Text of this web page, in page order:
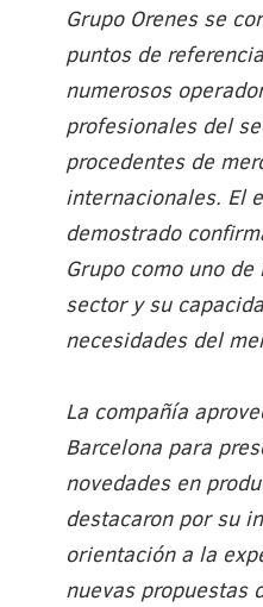
Grupo Orenes se
puntos de
numerosos
profesionales del
procedentes de
internacionales. El
demostrado
Grupo como uno
sector y su
necesidades del
La compañía
Barcelona para
novedades en
destacaron por su
orientación a la
nuevas propuestas